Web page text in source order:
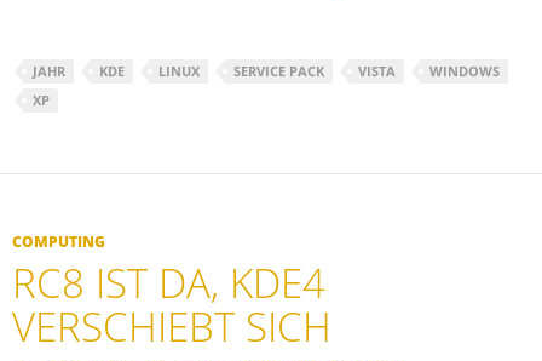
JAHR KDE LINUX SERVICE PACK VISTA
WINDOWS
XP
COMPUTING
RC8 IST DA, KDE4
VERSCHIEBT SICH